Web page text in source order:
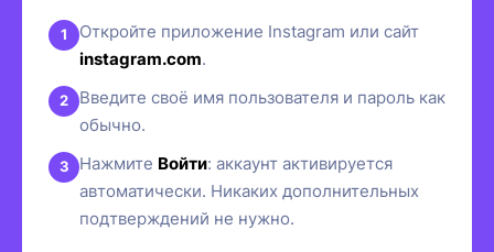
Откройте приложение Instagram или сайт
instagram.com.
Введите своё имя пользователя и пароль как
обычно.
Нажмите Войти: аккаунт активируется
автоматически. Никаких дополнительных
подтверждений не нужно.